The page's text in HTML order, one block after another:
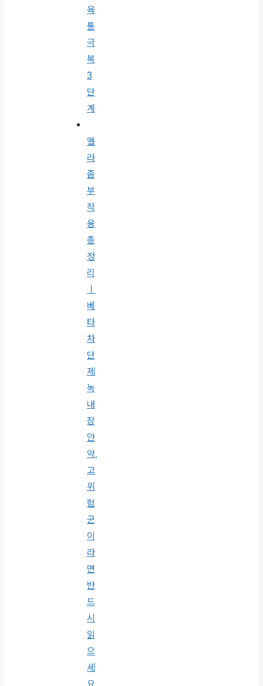
육
통
극
복
3
단
계
엘
라
좁
부
작
용
총
정
리
베
타
차
단
제
녹
내
장
안
약,
고
위
험
군
이
라
면
반
드
시
읽
으
세